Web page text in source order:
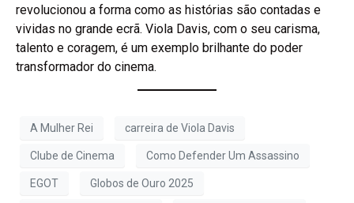
revolucionou a forma como as histórias são contadas e
vividas no grande ecrã. Viola Davis, com o seu carisma,
talento e coragem, é um exemplo brilhante do poder
transformador do cinema.
A Mulher Rei carreira de Viola Davis
Clube de Cinema Como Defender Um Assassino
EGOT Globos de Ouro 2025